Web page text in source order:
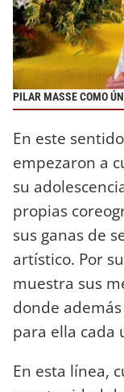
PILAR MASSE COMO
En este
empezaron a
su
propias
sus ganas de
artístico. Por
muestra sus
donde
para ella cada
En esta línea,